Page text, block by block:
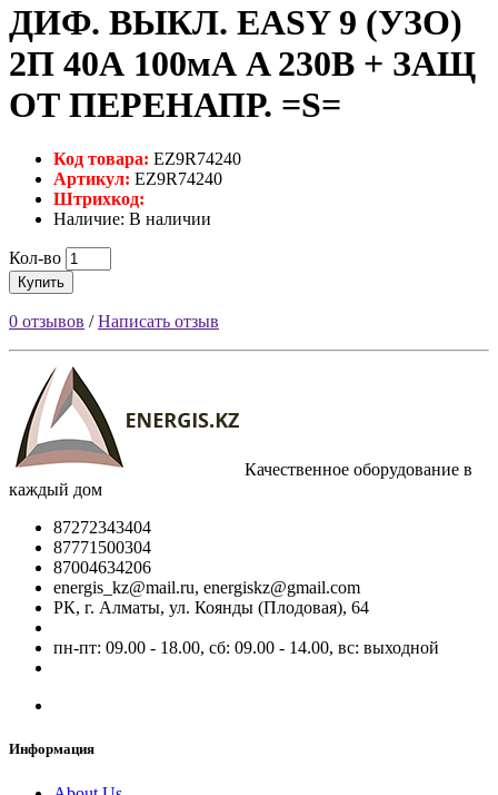
ДИФ. ВЫКЛ. EASY 9 (УЗО)
2П 40А 100мА A 230В + ЗАЩ
ОТ ПЕРЕНАПР. =S=
Код товара: EZ9R74240
Артикул: EZ9R74240
Штрихкод:
Наличие: В наличии
Кол-во
Купить
0 отзывов /Написать отзыв
Качественное оборудование в
каждый дом
87272343404
87771500304
87004634206
energis_kz@mail.ru, energiskz@gmail.com
РК, г. Алматы, ул. Коянды (Плодовая), 64
пн-пт: 09.00 - 18.00, сб: 09.00 - 14.00, вс: выходной
Информация